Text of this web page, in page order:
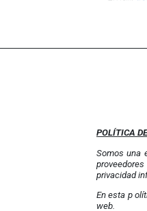
POLÍTICA
Somosuna
privacidad
En esta p
web.